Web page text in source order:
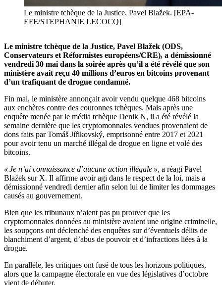
Le ministre tchèque de la Justice, Pavel Blažek. [EPA-
EFE/STEPHANIE LECOCQ]
Le ministre tchèque de la Justice, Pavel Blažek (ODS,
Conservateurs et Réformistes européens/CRE), a démissionné
vendredi 30 mai dans la soirée après qu’il a été révélé que son
ministère avait reçu 40 millions d’euros en bitcoins provenant
d’un trafiquant de drogue condamné.
Fin mai, le ministère annonçait avoir vendu quelque 468 bitcoins
aux enchères contre des couronnes tchèques. Mais après une
enquête menée par le média tchèque Denik N, il a été révélé la
semaine dernière que les cryptomonnaies vendues provenaient de
dons faits par Tomáš Jiřikovský, emprisonné entre 2017 et 2021
pour avoir tenu un marché illégal de drogue en ligne et volé des
bitcoins.
« Je n’ai connaissance d’aucune action illégale », a réagi Pavel
Blažek sur X. Il affirme avoir agi dans le respect de la loi, mais a
démissionné vendredi dernier afin selon lui de limiter les dommages
causés au gouvernement.
Bien que les tribunaux n’aient pas pu prouver que les
cryptomonnaies données au ministère avaient une origine criminelle,
les soupçons ont déclenché des enquêtes sur d’éventuels délits de
blanchiment d’argent, d’abus de pouvoir et d’infractions liées à la
drogue.
En parallèle, les critiques ont fusé de tous les horizons politiques,
alors que la campagne électorale en vue des législatives d’octobre
vient de débuter.